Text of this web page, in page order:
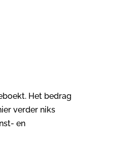
Het bedrag
verder niks
en